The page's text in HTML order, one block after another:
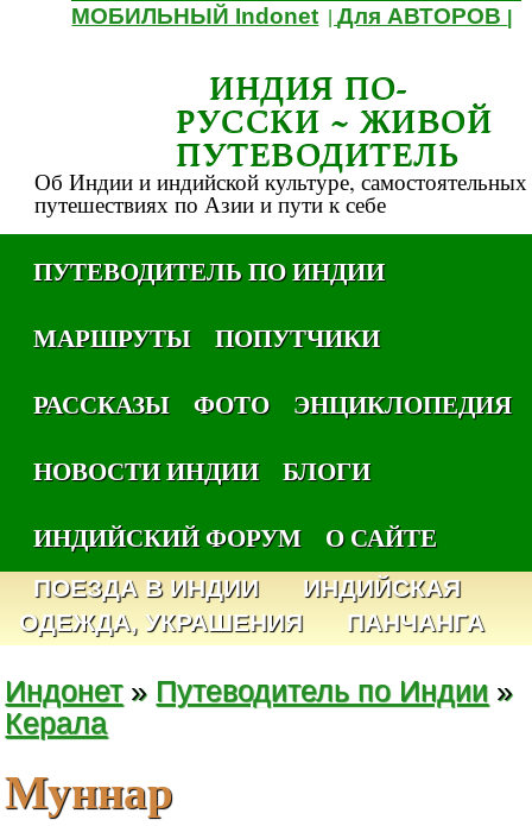
МОБИЛЬНЫЙ Indonet |Для АВТОРОВ
ИНДИЯ ПО-
РУССКИ ~ ЖИВОЙ
ПУТЕВОДИТЕЛЬ
Об Индии и индийской культуре, самостоятельных
путешествиях по Азии и пути к себе
ПУТЕВОДИТЕЛЬ ПО ИНДИИ
МАРШРУТЫ
ПОПУТЧИКИ
РАССКАЗЫ
ФОТО
ЭНЦИКЛОПЕДИЯ
НОВОСТИ ИНДИИ
БЛОГИ
ИНДИЙСКИЙ ФОРУМ
О САЙТЕ
ПОЕЗДА В ИНДИИ
ИНДИЙСКАЯ
ОДЕЖДА, УКРАШЕНИЯ
ПАНЧАНГА
Индонет» Путеводитель по Индии »
Керала
Муннар